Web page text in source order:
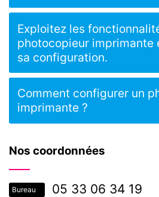
Nos coordonnées
Bureau 05 33 06 34 19
Exploitez les
photocopieur imprimante
sa configuration.
Comment configurer un
imprimante ?